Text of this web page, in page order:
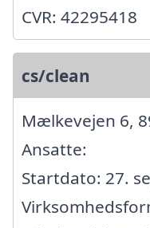
CVR: 42295418
cs/clean
Mælkevejen 6,
Ansatte:
Startdato: 27.